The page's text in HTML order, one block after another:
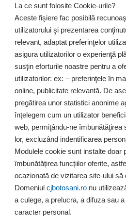
La ce sunt folosite Cookie-urile?
Aceste fişiere fac posibilă
utilizatorului şi prezentarea
relevant, adaptat preferinţelor
asigura utilizatorilor o experienţă
susţin eforturile noastre pentru a
utilizatorilor: ex: – preferinţele în
online, publicitate relevantă. De
pregătirea unor statistici anonime
înţelegem cum un utilizator
web, permiţându-ne îmbunătăţirea
lor, excluzând indentificarea
Modulele cookie sunt instalte doar
îmbunătățirea funcțiilor oferite,
ocazionată de vizitarea site-ului să
Domeniul cjbotosani.ro nu
a culege, a prelucra, a difuza sau
caracter personal.